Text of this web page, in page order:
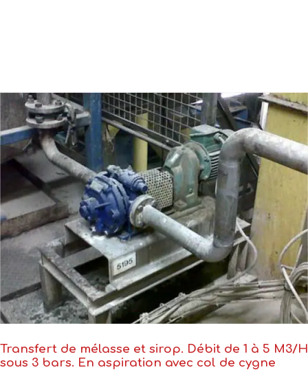
Transfert de mélasse et sirop. Débit de 1 à 5 M3/H
sous 3 bars. En aspiration avec col de cygne